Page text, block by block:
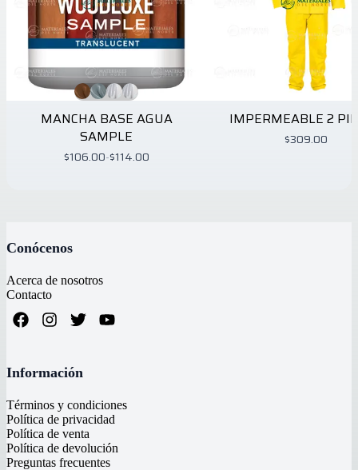
MANCHA BASE AGUA
SAMPLE
$106.00-$114.00
IMPERMEABLE 2
$309.00
Conócenos
Acerca de nosotros
Contacto
Información
Términos y condiciones
Política de privacidad
Política de venta
Política de devolución
Preguntas frecuentes